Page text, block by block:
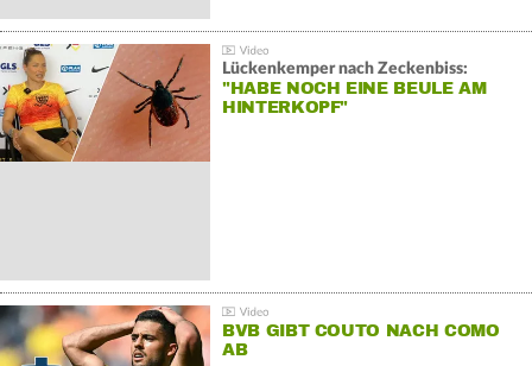
Lückenkemper nach Zeckenbiss:
"HABE NOCH EINE BEULE AM
HINTERKOPF"
BVB GIBT COUTO NACH COMO
AB